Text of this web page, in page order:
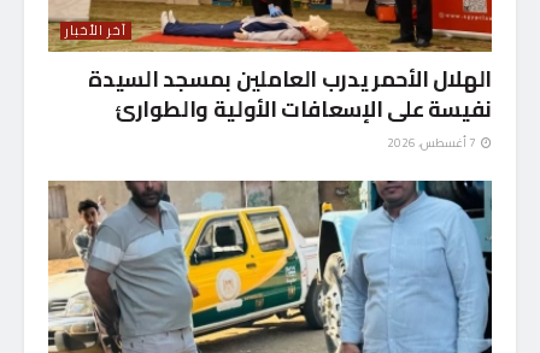
آخر الأخبار
الهلال الأحمر يدرب العاملين بمسجد السيدة
نفيسة على الإسعافات الأولية والطوارئ